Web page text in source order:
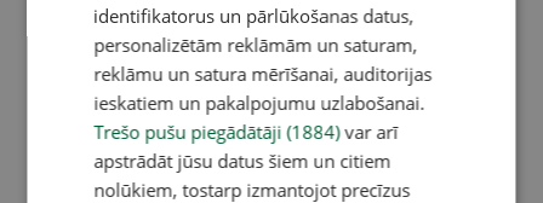
identifikatorus un pārlūkošanas datus,
personalizētām reklāmām un saturam,
reklāmu un satura mērīšanai, auditorijas
ieskatiem un pakalpojumu uzlabošanai.
Trešo pušu piegādātāji (1884)var arī
apstrādāt jūsu datus šiem un citiem
nolūkiem, tostarp izmantojot precīzus